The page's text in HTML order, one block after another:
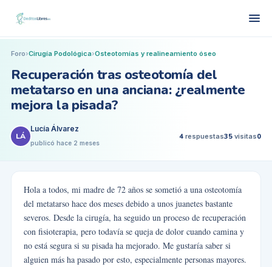
Foro›Cirugía Podológica›Osteotomías y realineamiento óseo
Recuperación tras osteotomía del
metatarso en una anciana: ¿realmente
mejora la pisada?
LÁ
Lucía Álvarez
publicó hace 2 meses
4 respuestas35 visitas0
Hola a todos, mi madre de 72 años se sometió a una osteotomía
del metatarso hace dos meses debido a unos juanetes bastante
severos. Desde la cirugía, ha seguido un proceso de recuperación
con fisioterapia, pero todavía se queja de dolor cuando camina y
no está segura si su pisada ha mejorado. Me gustaría saber si
alguien más ha pasado por esto, especialmente personas mayores.